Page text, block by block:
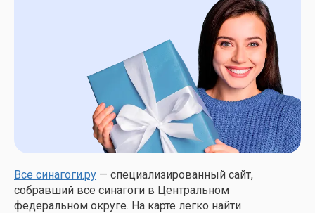
Все синагоги.ру — специализированный сайт,
собравший все синагоги в Центральном
федеральном округе. На карте легко найти